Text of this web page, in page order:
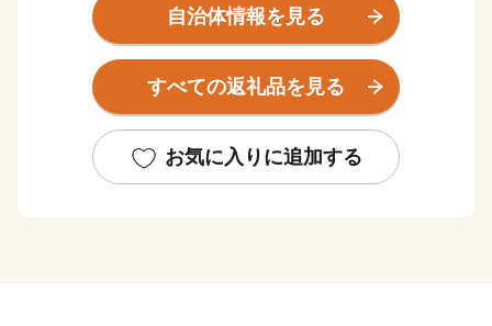
た各種農産物を生産しています。
郊外には大規模商業施設等もあり、シティライフとスロ
ーライフのバランスのとれた過ごしやすい街です。
本サイトの運営は、下妻市ふるさと納税サポートセンタ
ーが行っております。
自治体情報を見る
すべての返礼品を見る
お気に入りに追加する